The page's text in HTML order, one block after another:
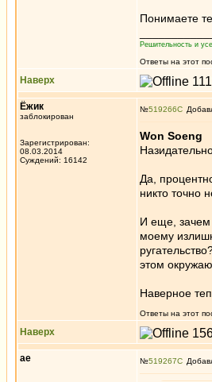
Понимаете
Решительность и
Ответы на этот
Наверх
Ёжик
заблокирован
Зарегистрирован:
08.03.2014
Суждений: 16142
№519266
Won Soeng
Да,
никто точно
И еще, зачем
моему
этом
Наверное
Ответы на этот
Наверх
ae №519267